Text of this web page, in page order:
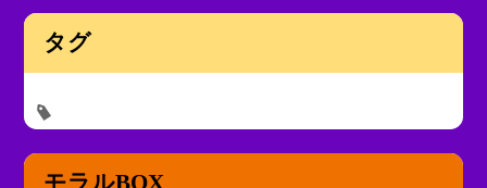
タグ
モラルBOX